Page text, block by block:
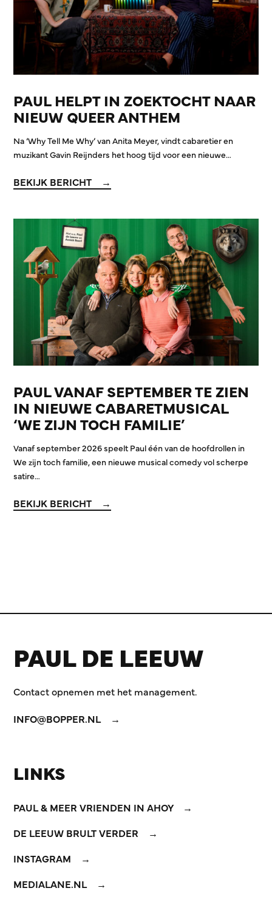
PAUL HELPT IN ZOEKTOCHT NAAR
NIEUW QUEER ANTHEM
Na ‘Why Tell Me Why’ van Anita Meyer, vindt cabaretier en
muzikant Gavin Reijnders het hoog tijd voor een nieuwe…
BEKIJK BERICHT
PAUL VANAF SEPTEMBER TE ZIEN
IN NIEUWE CABARETMUSICAL
‘WE ZIJN TOCH FAMILIE’
Vanaf september 2026 speelt Paul één van de hoofdrollen in
We zijn toch familie, een nieuwe musical comedy vol scherpe
satire…
BEKIJK BERICHT
PAUL DE LEEUW
Contact opnemen met het management.
INFO@BOPPER.NL
LINKS
PAUL & MEER VRIENDEN IN AHOY
DE LEEUW BRULT VERDER
INSTAGRAM
MEDIALANE.NL